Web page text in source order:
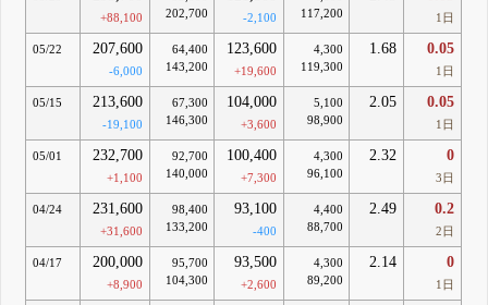
+88,100
202,700
-2,100
117,200
1日
05/22 207,600
-6,000
64,400
143,200
123,600
+19,600
4,300
119,300
1.68 0.05
1日
05/15 213,600
-19,100
67,300
146,300
104,000
+3,600
5,100
98,900
2.05 0.05
1日
05/01 232,700
+1,100
92,700
140,000
100,400
+7,300
4,300
96,100
2.32 0
3日
04/24 231,600
+31,600
98,400
133,200
93,100
-400
4,400
88,700
2.49 0.2
2日
04/17 200,000
+8,900
95,700
104,300
93,500
+2,600
4,300
89,200
2.14 0
1日